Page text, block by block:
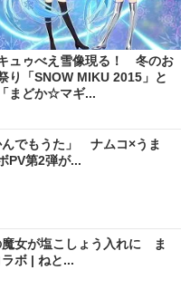
ュゥべえ雪像現る！ 冬のお
り「SNOW MIKU 2015」と
「まどか☆マギ...
んでもうた」 ナムコ×うま
PV第2弾が...
女が塩こしょう入れに ま
ボ | ねと...